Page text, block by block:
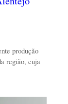
produção
região, cuja